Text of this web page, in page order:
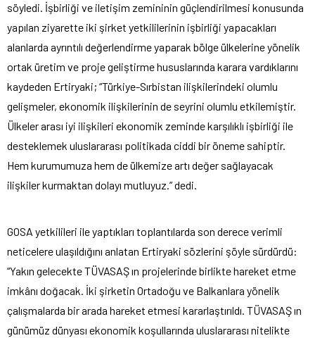
söyledi. İşbirliği ve iletişim zemininin güçlendirilmesi konusunda
yapılan ziyarette iki şirket yetkililerinin işbirliği yapacakları
alanlarda ayrıntılı değerlendirme yaparak bölge ülkelerine yönelik
ortak üretim ve proje geliştirme hususlarında karara vardıklarını
kaydeden Ertiryaki; “Türkiye-Sırbistan ilişkilerindeki olumlu
gelişmeler, ekonomik ilişkilerinin de seyrini olumlu etkilemiştir.
Ülkeler arası iyi ilişkileri ekonomik zeminde karşılıklı işbirliği ile
desteklemek uluslararası politikada ciddi bir öneme sahiptir.
Hem kurumumuza hem de ülkemize artı değer sağlayacak
ilişkiler kurmaktan dolayı mutluyuz.” dedi.
GOSA yetkilileri ile yaptıkları toplantılarda son derece verimli
neticelere ulaşıldığını anlatan Ertiryaki sözlerini şöyle sürdürdü:
“Yakın gelecekte TÜVASAŞ ın projelerinde birlikte hareket etme
imkânı doğacak. İki şirketin Ortadoğu ve Balkanlara yönelik
çalışmalarda bir arada hareket etmesi kararlaştırıldı. TÜVASAŞ ın
günümüz dünyası ekonomik koşullarında uluslararası nitelikte